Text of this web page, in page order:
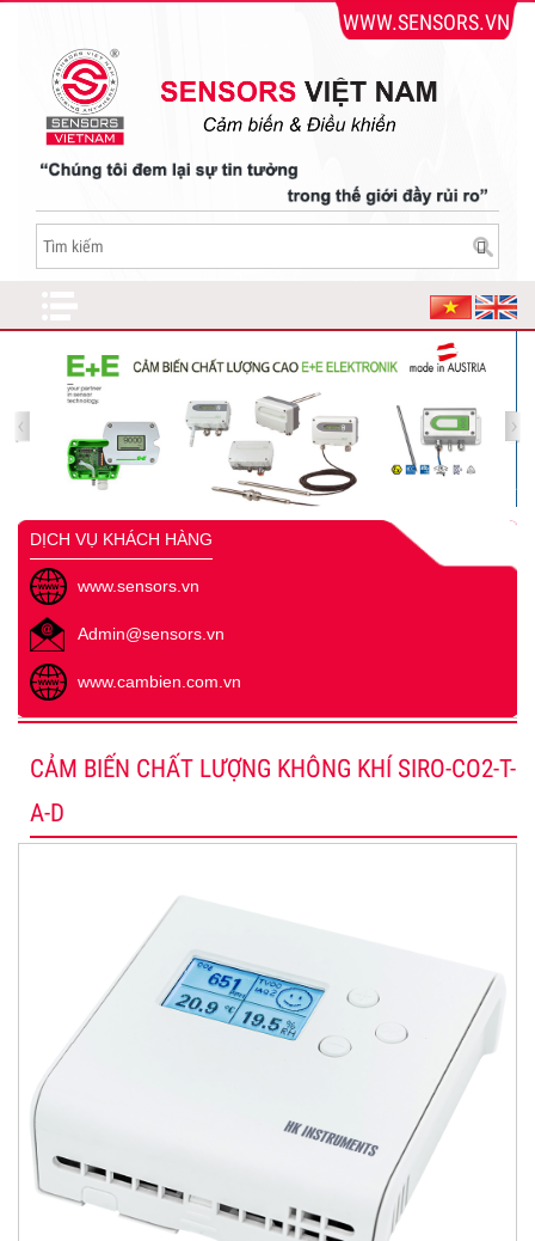
WWW.SENSORS.VN
DỊCH VỤ KHÁCH HÀNG
www.sensors.vn
Admin@sensors.vn
www.cambien.com.vn
CẢM BIẾN CHẤT LƯỢNG KHÔNG KHÍ SIRO-CO2-T-
A-D